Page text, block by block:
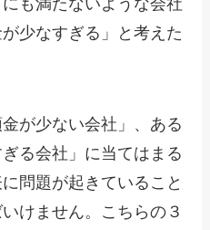
も満たないような会社
少なすぎる」と考えた
が少ない会社」、ある
る会社」に当てはまる
問題が起きていること
けません。こちらの３